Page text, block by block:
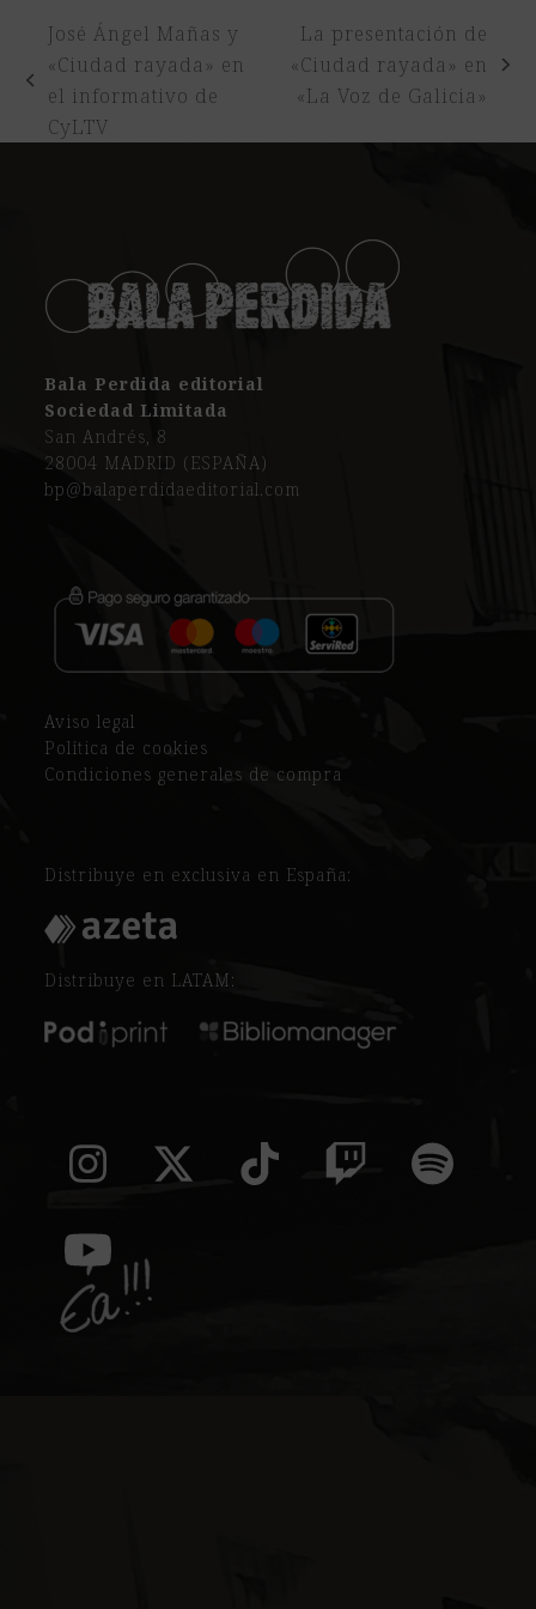
previous
post:
José Ángel Mañas y
«Ciudad rayada» en
el informativo de
CyLTV
next
post:
La presentación de
«Ciudad rayada» en
«La Voz de Galicia»
Bala Perdida editorial
Sociedad Limitada
San Andrés, 8
28004 MADRID (ESPAÑA)
bp@balaperdidaeditorial.com
Aviso legal
Política de cookies
Condiciones generales de compra
Distribuye en exclusiva en España:
Distribuye en LATAM:
Instagram
TwitterTiktokTwitch
YouTube